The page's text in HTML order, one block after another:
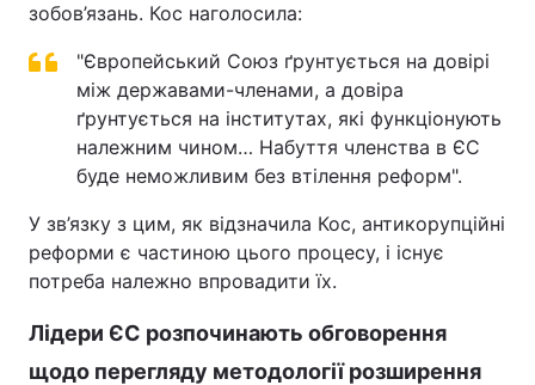
зобов’язань. Кос наголосила:
"Європейський Союз ґрунтується на довірі
між державами-членами, а довіра
ґрунтується на інститутах, які функціонують
належним чином… Набуття членства в ЄС
буде неможливим без втілення реформ".
У зв’язку з цим, як відзначила Кос, антикорупційні
реформи є частиною цього процесу, і існує
потреба належно впровадити їх.
Лідери ЄС розпочинають обговорення
щодо перегляду методології розширення